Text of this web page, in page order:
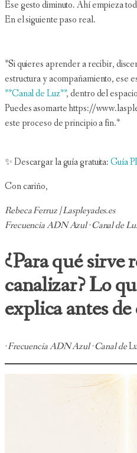
Ese gesto diminuto. Ahí empieza
En el siguiente paso real.
*Si quieres aprender a recibir,
estructura y acompañamiento, ese
**Canal de Luz**, dentro del
Puedes asomarte https://
este proceso de principio a fin.*
✨ Descargar la guía gratuita:Guía
Con cariño,
Rebeca Ferruz | Laspleyades.es
Frecuencia ADN Azul · Canal de
¿Para qué sirve
canalizar? Lo
explica antes
· Frecuencia ADN Azul · Canal de